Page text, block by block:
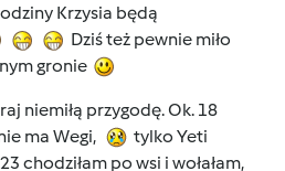
Krzysia będą
Dziś też pewnie miło
gronie
niemiłą przygodę. Ok. 18
ma Wegi,
tylko Yeti
chodziłam po wsi i wołałam,